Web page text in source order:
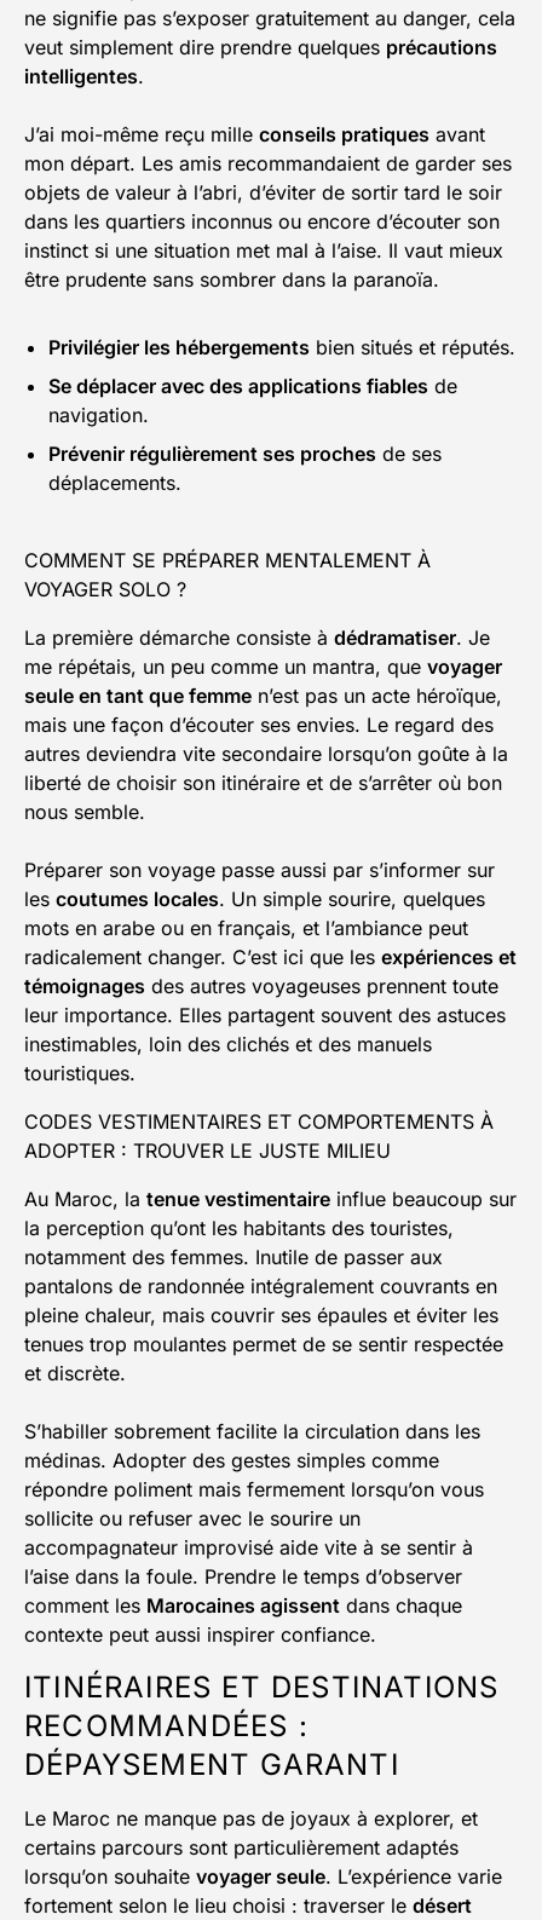
ne signifie pas s’exposer gratuitement au danger, cela
veut simplement dire prendre quelques précautions
intelligentes.
J’ai moi-même reçu mille conseils pratiques avant
mon départ. Les amis recommandaient de garder ses
objets de valeur à l’abri, d’éviter de sortir tard le soir
dans les quartiers inconnus ou encore d’écouter son
instinct si une situation met mal à l’aise. Il vaut mieux
être prudente sans sombrer dans la paranoïa.
Privilégier les hébergements bien situés et réputés.
Se déplacer avec des applications fiables de
navigation.
Prévenir régulièrement ses proches de ses
déplacements.
COMMENT SE PRÉPARER MENTALEMENT À
VOYAGER SOLO ?
La première démarche consiste à dédramatiser. Je
me répétais, un peu comme un mantra, que voyager
seule en tant que femme n’est pas un acte héroïque,
mais une façon d’écouter ses envies. Le regard des
autres deviendra vite secondaire lorsqu’on goûte à la
liberté de choisir son itinéraire et de s’arrêter où bon
nous semble.
Préparer son voyage passe aussi par s’informer sur
les coutumes locales. Un simple sourire, quelques
mots en arabe ou en français, et l’ambiance peut
radicalement changer. C’est ici que les expériences et
témoignages des autres voyageuses prennent toute
leur importance. Elles partagent souvent des astuces
inestimables, loin des clichés et des manuels
touristiques.
CODES VESTIMENTAIRES ET COMPORTEMENTS À
ADOPTER : TROUVER LE JUSTE MILIEU
Au Maroc, la tenue vestimentaire influe beaucoup sur
la perception qu’ont les habitants des touristes,
notamment des femmes. Inutile de passer aux
pantalons de randonnée intégralement couvrants en
pleine chaleur, mais couvrir ses épaules et éviter les
tenues trop moulantes permet de se sentir respectée
et discrète.
S’habiller sobrement facilite la circulation dans les
médinas. Adopter des gestes simples comme
répondre poliment mais fermement lorsqu’on vous
sollicite ou refuser avec le sourire un
accompagnateur improvisé aide vite à se sentir à
l’aise dans la foule. Prendre le temps d’observer
comment les Marocaines agissent dans chaque
contexte peut aussi inspirer confiance.
ITINÉRAIRES ET DESTINATIONS
RECOMMANDÉES :
DÉPAYSEMENT GARANTI
Le Maroc ne manque pas de joyaux à explorer, et
certains parcours sont particulièrement adaptés
lorsqu’on souhaite voyager seule. L’expérience varie
fortement selon le lieu choisi : traverser le désert